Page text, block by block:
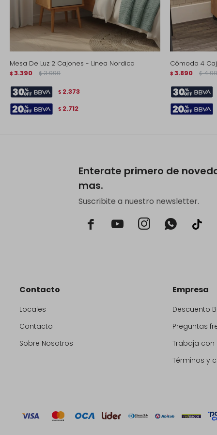
Mesa De Luz 2 Cajones - Linea Nordica
$ 3.390 $ 3.990
$ 2.373
$ 2.712
Cómoda 4
$ 3.890 $
Enterate primero de
mas.
Suscribite a nuestro newsletter.
  
Contacto
Locales
Contacto
Sobre Nosotros
Empresa
Descuento
Preguntas
Trabaja
Términos y